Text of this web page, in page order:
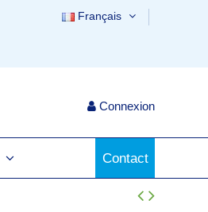
Français
Connexion
Contact